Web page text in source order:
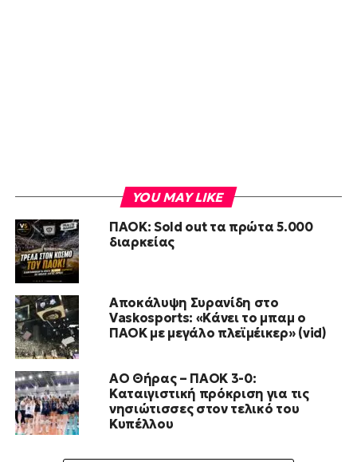
YOU MAY LIKE
ΠΑΟΚ: Sold out τα πρώτα 5.000
διαρκείας
Αποκάλυψη Συρανίδη στο
Vaskosports: «Κάνει το μπαμ ο
ΠΑΟΚ με μεγάλο πλεϊμέικερ» (vid)
ΑΟ Θήρας – ΠΑΟΚ 3-0:
Καταιγιστική πρόκριση για τις
νησιώτισσες στον τελικό του
Κυπέλλου